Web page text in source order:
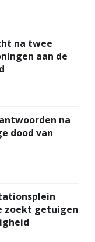
na twee
aan de
na
dood van
zoekt getuigen